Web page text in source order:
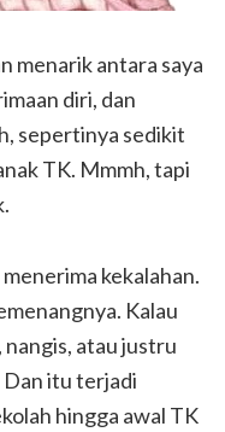
menarik antara saya
diri, dan
sepertinya sedikit
TK. Mmmh, tapi
kekalahan.
Kalau
nangis, atau justru
Dan itu terjadi
hingga awal TK